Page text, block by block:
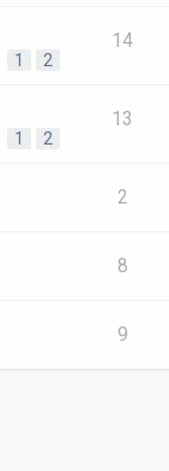
1 2
14
1 2
13
2
8
9